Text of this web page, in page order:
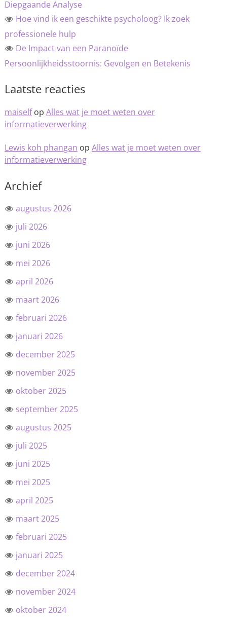
Diepgaande Analyse
Hoe vind ik een geschikte psycholoog? Ik zoek
professionele hulp
De Impact van een Paranoïde
Persoonlijkheidsstoornis: Gevolgen en Betekenis
Laatste reacties
maiselfop Alles wat je moet weten over
informatieverwerking
Lewis koh phangan op Alles wat je moet weten over
informatieverwerking
Archief
augustus 2026
juli 2026
juni 2026
mei 2026
april 2026
maart 2026
februari 2026
januari 2026
december 2025
november 2025
oktober 2025
september 2025
augustus 2025
juli 2025
juni 2025
mei 2025
april 2025
maart 2025
februari 2025
januari 2025
december 2024
november 2024
oktober 2024